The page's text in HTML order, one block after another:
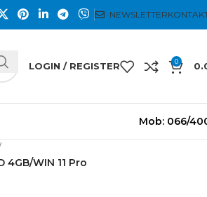
NEWSLETTER
LOGIN / REGISTER 0
Mob: 066/
4GB/WIN 11 Pro